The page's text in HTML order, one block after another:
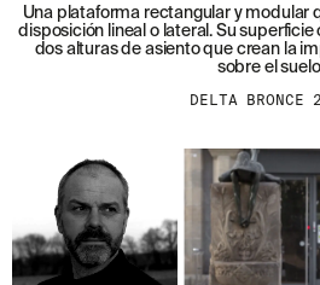
Una plataforma rectangular y modular
disposición lineal o late­ral. Su
dos altu­ras de asiento que crean la
sobre el
DELTA BRONCE